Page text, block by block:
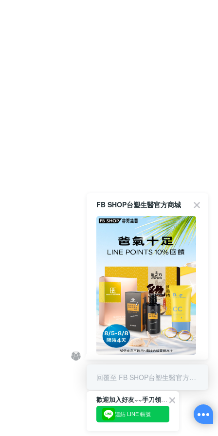
FB SHOP台塑生醫官方商城
回覆至 FB SHOP台塑生醫官方商城
歡迎加入好友~~手刀領優惠!
連結 LINE 帳號